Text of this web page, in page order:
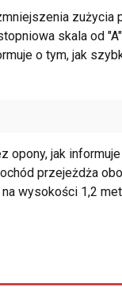
zużycia
skala od
o tym, jak
opony, jak
przejeżdża
wysokości 1,2